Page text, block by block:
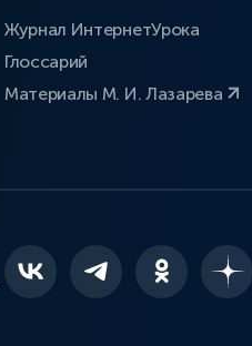
Журнал ИнтернетУрока
Глоссарий
Материалы М. И. Лазарева